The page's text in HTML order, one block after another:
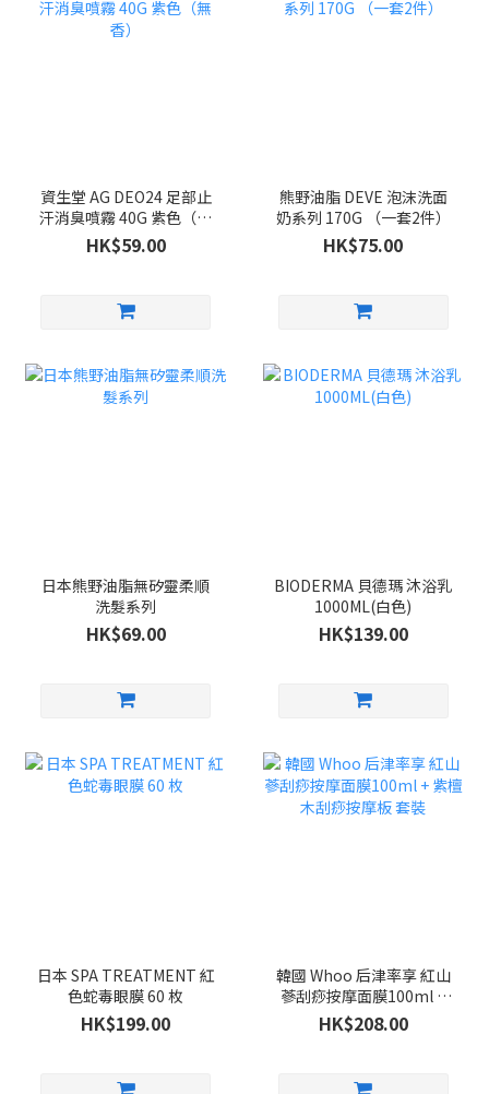
資生堂 AG DEO24 足部止
汗消臭噴霧 40G 紫色（無
香）
HK$59.00
熊野油脂 DEVE 泡沫洗面
奶系列 170G （一套2件）
HK$75.00
日本熊野油脂無矽靈柔順
洗髮系列
HK$69.00
BIODERMA 貝德瑪 沐浴乳
1000ML(白色)
HK$139.00
日本 SPA TREATMENT 紅
色蛇毒眼膜 60 枚
HK$199.00
韓國 Whoo 后津率享 紅山
蔘刮痧按摩面膜100ml +
紫檀木刮痧按摩板 套裝
HK$208.00